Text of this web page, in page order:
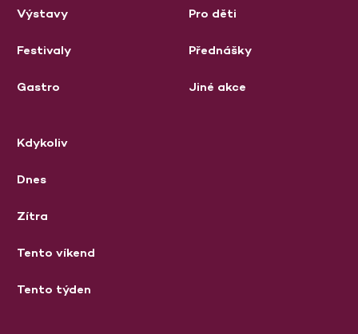
Výstavy
Festivaly
Gastro
Pro děti
Přednášky
Jiné akce
Kdykoliv
Dnes
Zítra
Tento víkend
Tento týden